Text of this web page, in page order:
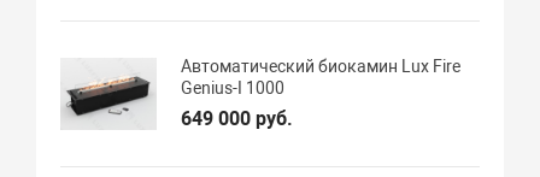
Автоматический биокамин Lux Fire
Genius-I 1000
649 000 руб.